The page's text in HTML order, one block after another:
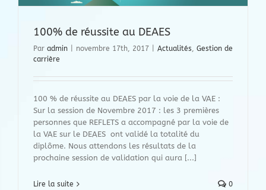
100% de réussite au DEAES
Par admin novembre 17th, 2017 Actualités, Gestion de
carrière
100 % de réussite au DEAES par la voie de la VAE :
Sur la session de Novembre 2017 : les 3 premières
personnes que REFLETS a accompagné par la voie de
la VAE sur le DEAES ont validé la totalité du
diplôme. Nous attendons les résultats de la
prochaine session de validation qui aura [...]
Lire la suite 0